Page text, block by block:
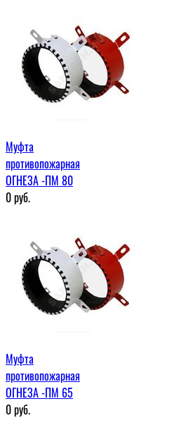
Муфта
противопожарная
ОГНЕЗА -ПМ 80
0руб.
Муфта
противопожарная
ОГНЕЗА -ПМ 65
0руб.